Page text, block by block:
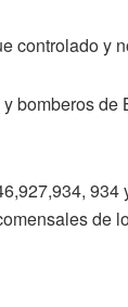
controlado y
bomberos
de